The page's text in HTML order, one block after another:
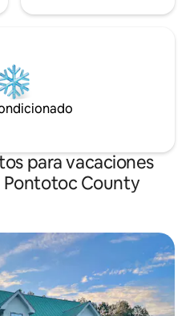
para vacaciones
County